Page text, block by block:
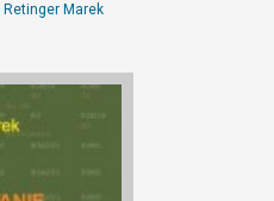
Retinger Marek